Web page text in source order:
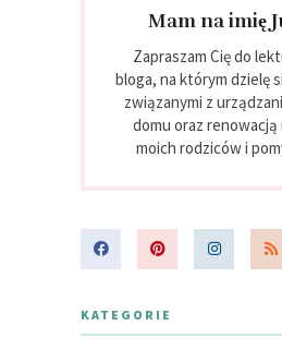
Mam na imię
Zapraszam Cię do
bloga, na którym dzielę
związanymi z
domu oraz renowacją
moich rodziców i
KATEGORIE